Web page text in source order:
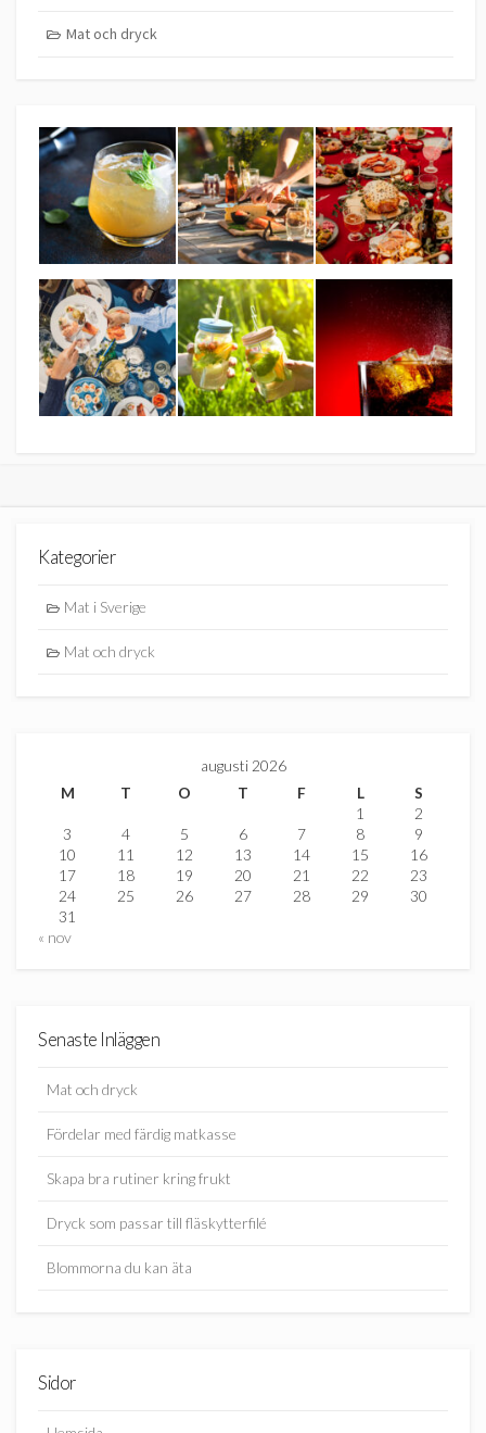
Mat och dryck
Kategorier
Mat i Sverige
Mat och dryck
augusti 2026
M
T O T F L
S
1
2
3
4 5 6 7 8
9
10
11 12 13 14 15
16
17
18 19 20 21 22
23
24
25 26 27 28 29
30
31
« nov
Senaste Inläggen
Mat och dryck
Fördelar med färdig matkasse
Skapa bra rutiner kring frukt
Dryck som passar till fläskytterfilé
Blommorna du kan äta
Sidor